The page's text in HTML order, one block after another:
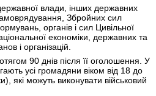
державної влади, інших державних
Збройних сил
органів і сил Цивільної
економіки, державних та
і організацій.
90 днів після її оголошення. У
усі громадяни віком від 18 до
які можуть виконувати військовий